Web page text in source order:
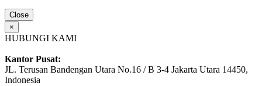
Close
×
HUBUNGI KAMI
Kantor Pusat:
JL. Terusan Bandengan Utara No.16 / B 3-4 Jakarta Utara 14450,
Indonesia